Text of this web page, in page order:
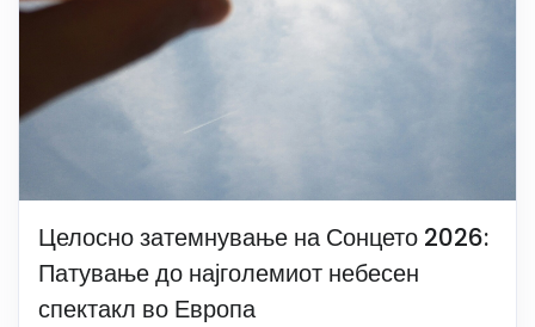
Целосно затемнување на Сонцето 2026:
Патување до најголемиот небесен
спектакл во Европа